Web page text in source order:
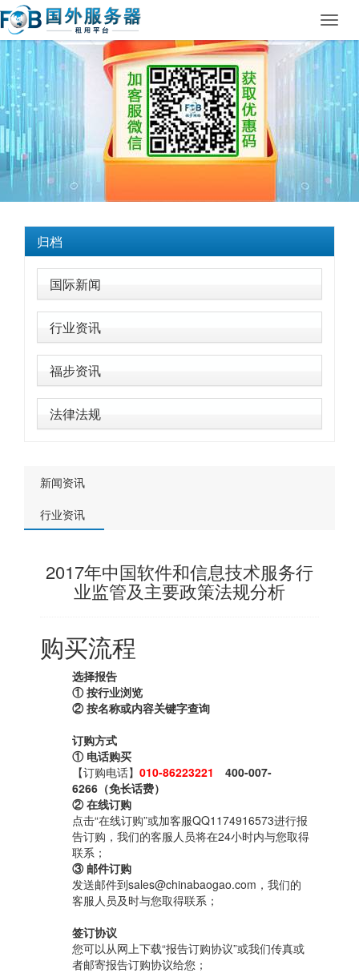
归档
国际新闻
行业资讯
福步资讯
法律法规
新闻资讯
行业资讯
2017年中国软件和信息技术服务行
业监管及主要政策法规分析
购买流程
选择报告
① 按行业浏览
② 按名称或内容关键字查询
订购方式
① 电话购买
【订购电话】 010-86223221 400-007-
6266（免长话费）
② 在线订购
点击“在线订购”或加客服QQ1174916573进行报
告订购，我们的客服人员将在24小时内与您取得
联系；
③ 邮件订购
发送邮件到sales@chinabaogao.com，我们的
客服人员及时与您取得联系；
签订协议
您可以从网上下载“报告订购协议”或我们传真或
者邮寄报告订购协议给您；